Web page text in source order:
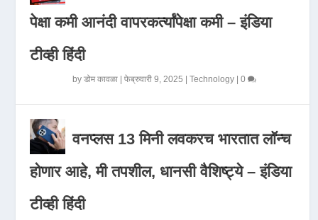
पेक्षा कमी आनंदी वापरकर्त्यांपेक्षा कमी – इंडिया
टीव्ही हिंदी
byडोम कावळा |फेब्रुवारी 9, 2025 |Technology |0
वनप्लस 13 मिनी लवकरच भारतात लॉन्च
होणार आहे, मी तपशील, धानसी वैशिष्ट्ये – इंडिया
टीव्ही हिंदी